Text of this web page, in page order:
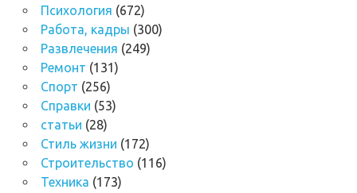
Психология (672)
Работа, кадры (300)
Развлечения (249)
Ремонт (131)
Спорт (256)
Справки (53)
статьи (28)
Стиль жизни (172)
Строительство (116)
Техника (173)